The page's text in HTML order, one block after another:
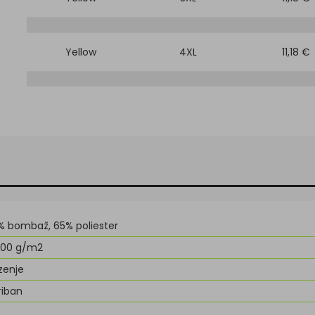
Yellow 4XL 11,18 €
bombaž, 65% poliester
g/m2